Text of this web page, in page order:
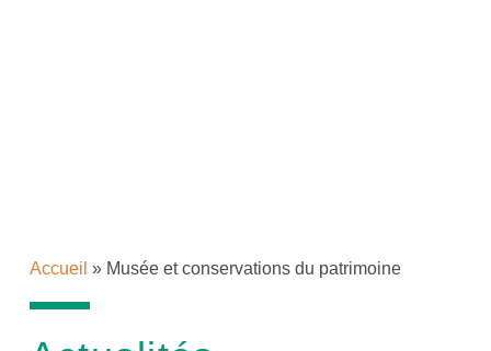
Accueil » Musée et conservations du patrimoine